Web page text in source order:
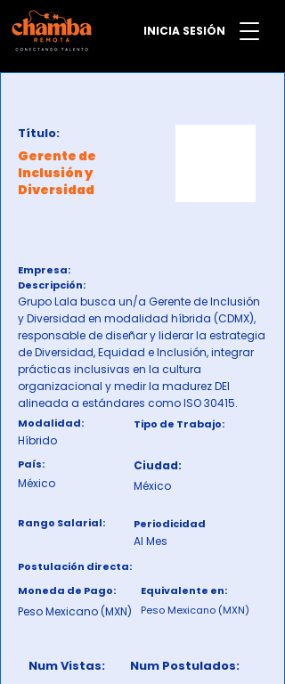
INICIA SESIÓN
Título:
Gerente de
Inclusión y
Diversidad
Empresa:
Descripción:
Grupo Lala busca un/a Gerente de Inclusión
y Diversidad en modalidad híbrida (CDMX),
responsable de diseñar y liderar la estrategia
de Diversidad, Equidad e Inclusión, integrar
prácticas inclusivas en la cultura
organizacional y medir la madurez DEI
alineada a estándares como ISO 30415.
Modalidad:
Híbrido
Tipo de Trabajo:
País:
Ciudad:
México
México
Rango Salarial: Periodicidad
Al Mes
Postulación directa:
Moneda de Pago:
Equivalente en:
Peso Mexicano (MXN) Peso Mexicano (MXN)
Num Vistas: Num Postulados: